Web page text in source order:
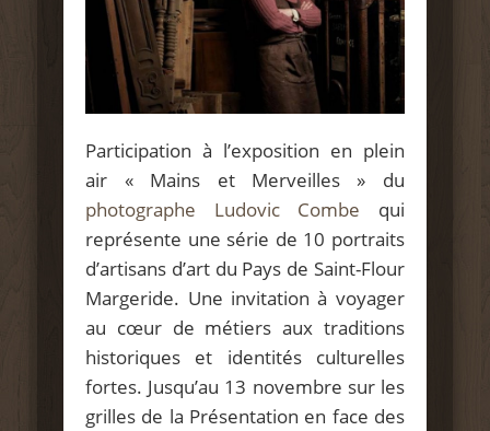
Participation à l’exposition en plein
air « Mains et Merveilles » du
photographe Ludovic Combe qui
représente une série de 10 portraits
d’artisans d’art du Pays de Saint-Flour
Margeride. Une invitation à voyager
au cœur de métiers aux traditions
historiques et identités culturelles
fortes. Jusqu’au 13 novembre sur les
grilles de la Présentation en face des